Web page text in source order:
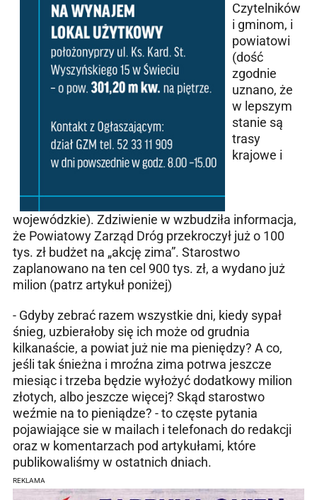
Czytelników
i gminom, i
powiatowi
(dość
zgodnie
uznano, że
w lepszym
stanie są
trasy
krajowe i
wojewódzkie). Zdziwienie w wzbudziła informacja,
że Powiatowy Zarząd Dróg przekroczył już o 100
tys. zł budżet na „akcję zima”. Starostwo
zaplanowano na ten cel 900 tys. zł, a wydano już
milion (patrz artykuł poniżej)
- Gdyby zebrać razem wszystkie dni, kiedy sypał
śnieg, uzbierałoby się ich może od grudnia
kilkanaście, a powiat już nie ma pieniędzy? A co,
jeśli tak śnieżna i mroźna zima potrwa jeszcze
miesiąc i trzeba będzie wyłożyć dodatkowy milion
złotych, albo jeszcze więcej? Skąd starostwo
weźmie na to pieniądze? - to częste pytania
pojawiające sie w mailach i telefonach do redakcji
oraz w komentarzach pod artykułami, które
publikowaliśmy w ostatnich dniach.
REKLAMA